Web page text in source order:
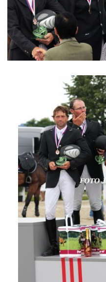
JARNÍ BRIGÁDA SE ODKLÁDÁ.
PÁTEČNÍ KROUŽEK " ŠKOLA
PODZIMNÍ BRIGÁDA
ČLENOVÉ JK CABALLERO Z
VELKÝ PÁTEK-18.4
PODZIMNÍ BRIGÁDA
PRAZDNINOVÝ KROUŽEK
© 2026